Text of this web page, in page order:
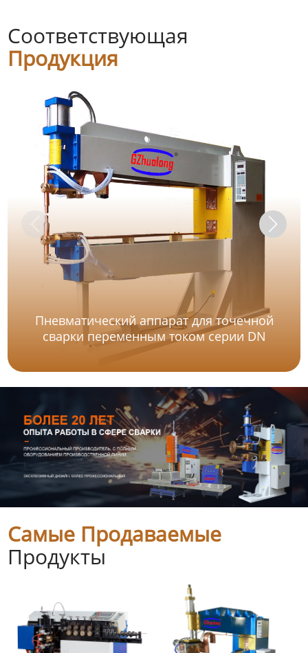
Соответствующая
Продукция
Пневматический аппарат для точечной
сварки переменным током серии DN
Самые Продаваемые
Продукты